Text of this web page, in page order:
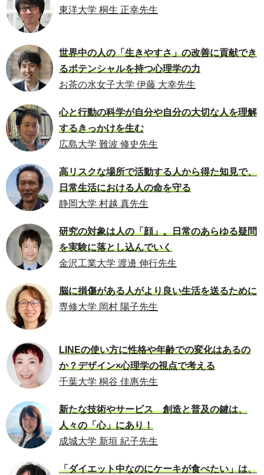
東洋大学 桐生 正幸先生
世界中の人の「生きやすさ」の改善に貢献でき
るポテンシャルを持つ心理学の力
お茶の水女子大学 伊藤 大幸先生
心と行動の科学が自分や自分の大切な人を理解
するきっかけを生む
広島大学 難波 修史先生
高リスクな場所で活動する人から得た知見で、
日常生活における人の命を守る
静岡大学 村越 真先生
研究の対象は人の「顔」。日常のあらゆる疑問
を実験に落とし込んでいく
金沢工業大学 渡邊 伸行先生
脳に損傷がある人がより良い生活を送るために
専修大学 岡村 陽子先生
LINEの使い方に性格や年齢での変化はあるの
か？デザイン×心理学の視点で考える
千葉大学 桐谷 佳惠先生
新たな技術やサービス 創造と普及の鍵は、
人々の「心」にあり！
成城大学 新垣 紀子先生
「ダイエット中なのにケーキが食べたい」は、